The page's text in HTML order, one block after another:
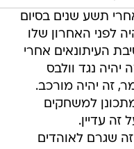
תשע שנים בסיום
לפני האחרון שלו
העיתונאים אחרי
יהיה נגד וולבס
זה יהיה מורכב.
למשחקים
זה עדיין.
זה שגרם לאוהדים